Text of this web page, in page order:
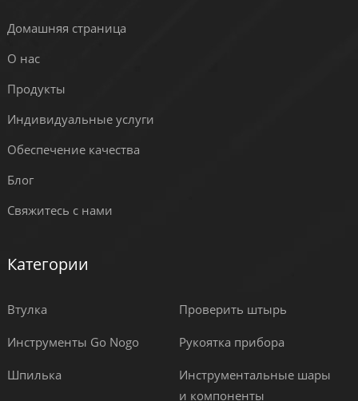
Домашняя страница
О нас
Продукты
Индивидуальные услуги
Обеспечение качества
Блог
Свяжитесь с нами
Категории
Втулка Проверить штырь
Инструменты Go Nogo Рукоятка прибора
Шпилька
Инструментальные шары
и компоненты